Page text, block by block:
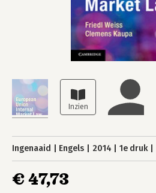
Ingenaaid Engels 2014 1e druk
€ 47,73